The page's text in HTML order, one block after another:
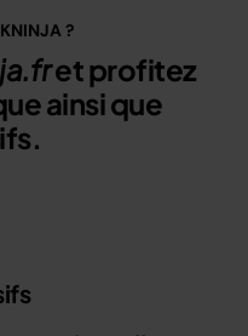
?
et profitez
ainsi que